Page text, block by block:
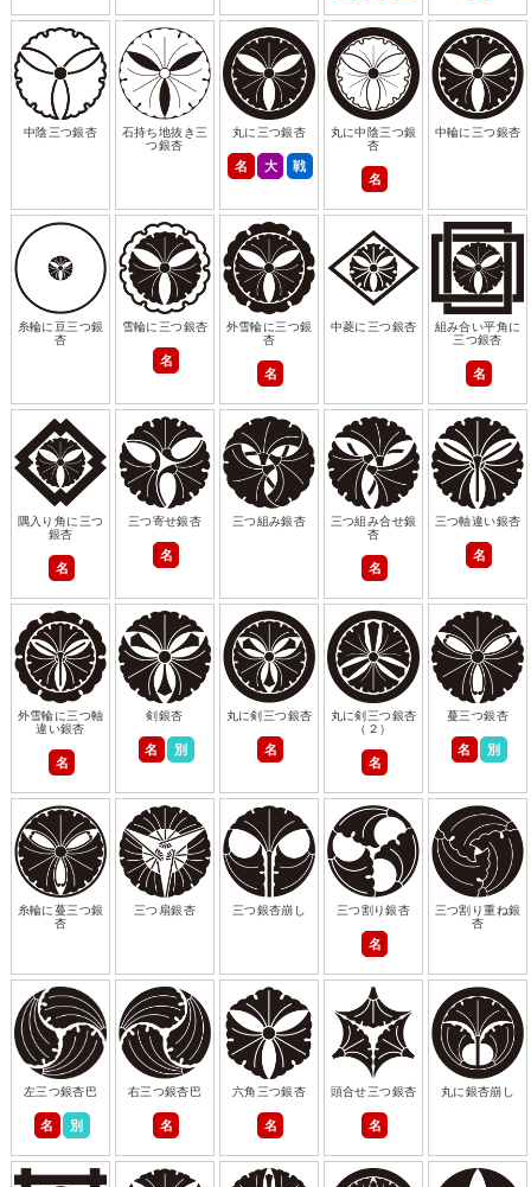
中陰三つ銀杏
石持ち地抜き三
つ銀杏
丸に三つ銀杏
名 大 戦
丸に中陰三つ銀
杏
名
中輪に三つ銀杏
糸輪に豆三つ銀
杏
雪輪に三つ銀杏
名
外雪輪に三つ銀
杏
名
中菱に三つ銀杏
組み合い平角に
三つ銀杏
名
隅入り角に三つ
銀杏
名
三つ寄せ銀杏
名
三つ組み銀杏
三つ組み合せ銀
杏
名
三つ軸違い銀杏
名
外雪輪に三つ軸
違い銀杏
名
剣銀杏
名 別
丸に剣三つ銀杏
名
丸に剣三つ銀杏
（２）
名
蔓三つ銀杏
名 別
糸輪に蔓三つ銀
杏
三つ扇銀杏 三つ銀杏崩し 三つ割り銀杏
名
三つ割り重ね銀
杏
左三つ銀杏巴
名 別
右三つ銀杏巴
名
六角三つ銀杏
名
頭合せ三つ銀杏
名
丸に銀杏崩し